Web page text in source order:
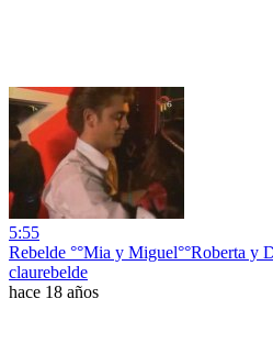
5:55
Rebelde °°Mia y Miguel°°Roberta y
claurebelde
hace 18 años